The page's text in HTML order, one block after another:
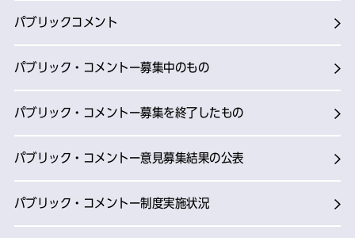
パブリックコメント
パブリック・コメントー募集中のもの
パブリック・コメントー募集を終了したもの
パブリック・コメントー意見募集結果の公表
パブリック・コメントー制度実施状況